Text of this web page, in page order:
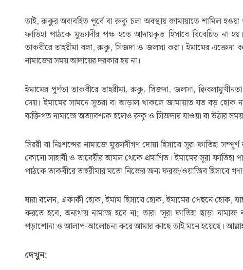
তাই, রুকুর অব্যবহিত পূর্বে বা রুকু চলা অবস্থায় জামায়াতে শামিল হওয়া
ফাতিহা পাঠকে মুক্তাদীর পক্ষ হতে আদায়কৃত হিসাবে বিবেচিত
তাকবীরে তাহরীমা বলা, রুকু, সিজদা ও জলসা করা। ইমামের
নামাজের সময় আদায়ের দরকার হয় না।
ইমামের পূর্ণতা তাকবীরে তাহরীমা, রুকু, সিজদা, জলসা,
দেয়। ইমামের সামনে সুতরা বা আড়াল থাকলে জামায়াত যত বড় হোক
ব্যক্তিগত নামাজে অত্যাবশ্যক হলেও রুকু ও সিজদায় যাওয়া বা উঠার
সিররী বা নিঃশব্দের নামাজে মুক্তাদীগণ দোয়া হিসাবে সূরা ফাতিহা
কোনো সাহাবী ও তাবেয়ীর আমল থেকে প্রমাণিত। ইমামের সূরা ফাতিহা
পাঠকে তাকবীরে তাহরীমার মতো নিজের জন্য ফরজ/ওয়াজিব হিসাবে গণ্য
যারা বলেন, একাকী হোক, ইমাম হিসাবে হোক, ইমামের পেছনে হোক,
করতে হবে, অন্যথায় নামাজ হবে না; তারা ‘সূরা ফাতিহা ছাড়া নামাজ
পড়াশোনা ও আলাপ-আলোচনা করে আমার কাছে তাই মনে হয়েছে।
দেখুন: